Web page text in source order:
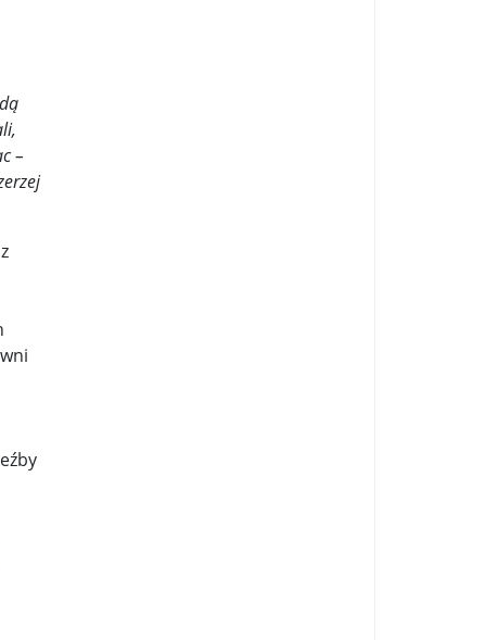
potrzebne są historyczne śledztwa ...
Paluckas odchodz ...
wystąpią na Off ...
„Hamaka” ...
...
nowojorska”. Państwa Ligi Arabskiej po ...
–